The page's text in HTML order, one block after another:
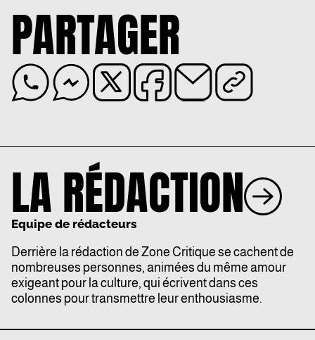
PARTAGER
LA RÉDACTION
Equipe de rédacteurs
Derrière la rédaction de Zone Critique se cachent de
nombreuses personnes, animées du même amour
exigeant pour la culture, qui écrivent dans ces
colonnes pour transmettre leur enthousiasme.